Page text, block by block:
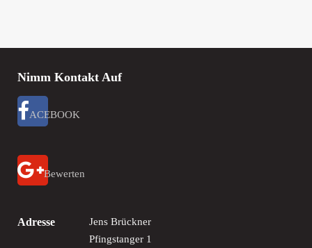
Nimm Kontakt Auf
ACEBOOK
Bewerten
Adresse
Jens Brückner
Pfingstanger 1